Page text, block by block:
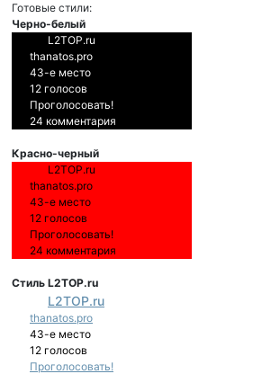
Готовые стили:
Черно-белый
L2TOP.ru
thanatos.pro
43-е место
12 голосов
Проголосовать!
24 комментария
Красно-черный
L2TOP.ru
thanatos.pro
43-е место
12 голосов
Проголосовать!
24 комментария
Стиль L2TOP.ru
L2TOP.ru
thanatos.pro
43-е место
12 голосов
Проголосовать!